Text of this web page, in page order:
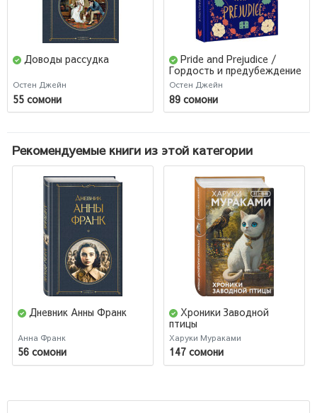
Доводы рассудка
Остен Джейн
55 сомони
Pride and Prejudice /
Гордость и предубеждение
Остен Джейн
89 сомони
Рекомендуемые книги из этой категории
Дневник Анны Франк
Анна Франк
56 сомони
Хроники Заводной
птицы
Харуки Мураками
147 сомони